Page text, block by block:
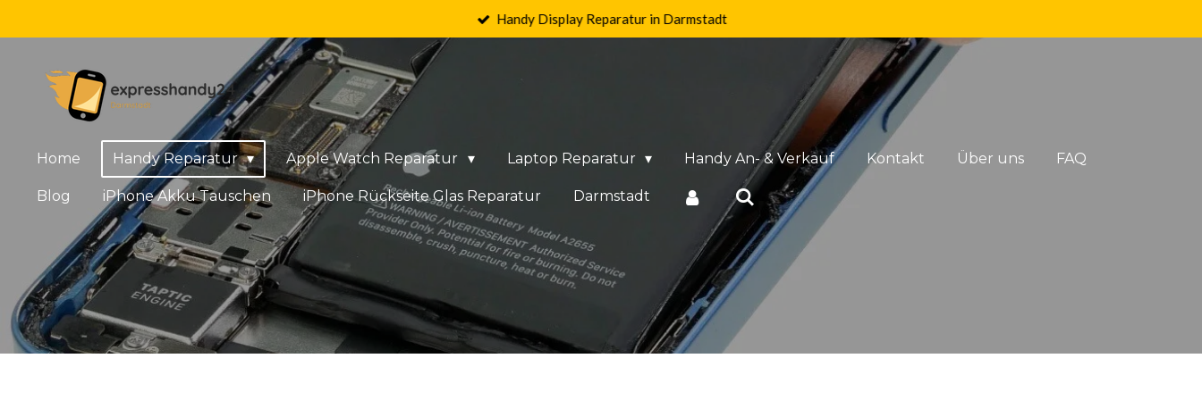
springen
Handy Display Reparatur in Darmstadt
Home Handy Reparatur Apple Watch Reparatur Laptop Reparatur Handy An- & Verkauf Kontakt Über uns FAQ
Blog iPhone Akku Tauschen iPhone Rückseite Glas Reparatur Darmstadt